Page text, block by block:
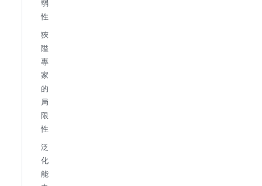
弱
性
狹
隘
專
家
的
局
限
性
泛
化
能